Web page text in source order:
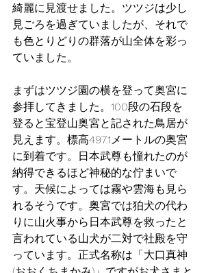
綺麗に見渡せました。ツツジは少し
見ごろを過ぎていましたが、それで
も色とりどりの群落が山全体を彩っ
ていました。
まずはツツジ園の横を登って奥宮に
参拝してきました。100段の石段を
登ると宝登山奥宮と記された鳥居が
見えます。標高497.1メートルの奥宮
に到着です。日本武尊も憧れたのが
納得できるほど神秘的な佇まいで
す。天候によっては霧や雲海も見ら
れるそうです。奥宮では狛犬の代わ
りに山火事から日本武尊を救ったと
言われている山犬が二対で社殿を守
っています。正式名称は「大口真神